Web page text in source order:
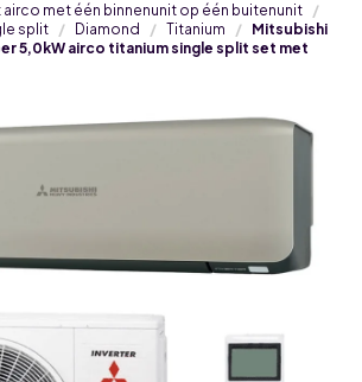
airco met één binnenunit op één buitenunit
split
Diamond Titanium
Mitsubishi
5,0kW airco titanium single split set met